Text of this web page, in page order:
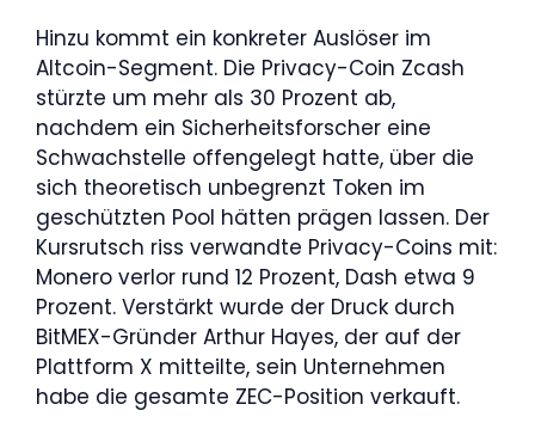
Hinzu kommt ein konkreter Auslöser im
Altcoin-Segment. Die Privacy-Coin Zcash
stürzte um mehr als 30 Prozent ab,
nachdem ein Sicherheitsforscher eine
Schwachstelle offengelegt hatte, über die
sich theoretisch unbegrenzt Token im
geschützten Pool hätten prägen lassen. Der
Kursrutsch riss verwandte Privacy-Coins mit:
Monero verlor rund 12 Prozent, Dash etwa 9
Prozent. Verstärkt wurde der Druck durch
BitMEX-Gründer Arthur Hayes, der auf der
Plattform X mitteilte, sein Unternehmen
habe die gesamte ZEC-Position verkauft.